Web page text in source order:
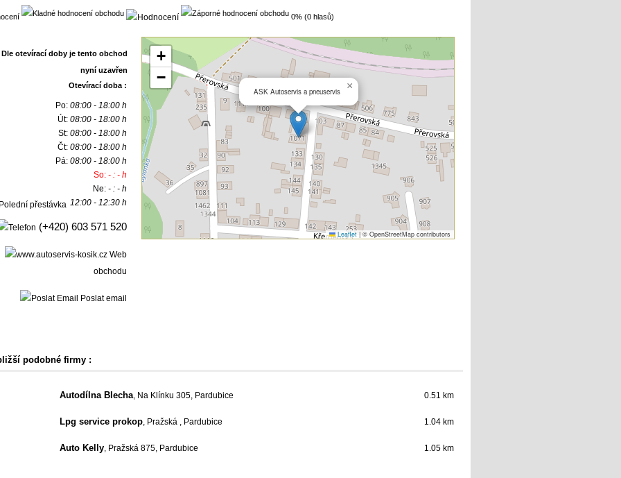
0% (0 hlasů)
Otevírací doba :
Po: 08:00 - 18:00 h
Út: 08:00 - 18:00 h
St: 08:00 - 18:00 h
Čt: 08:00 - 18:00 h
Pá: 08:00 - 18:00 h
So: - : - h
Ne: - : - h
12:00 - 12:30 h
(+420) 603 571 520
Web
obchodu
Poslat email
ASK Autoservis a pneuservis ×
+
−
Leaflet | © OpenStreetMap contributors
podobné firmy :
Autodílna Blecha, Na Klínku 305, Pardubice 0.51 km
Lpg service prokop, Pražská , Pardubice 1.04 km
Auto Kelly, Pražská 875, Pardubice 1.05 km